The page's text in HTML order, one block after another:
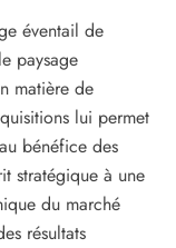
éventail de
paysage
matière de
lui permet
bénéfice des
stratégique à une
du marché
résultats